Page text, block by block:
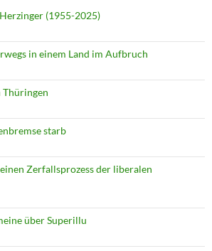
(1955-2025)
in einem Land im Aufbruch
starb
Zerfallsprozess der liberalen
über Superillu